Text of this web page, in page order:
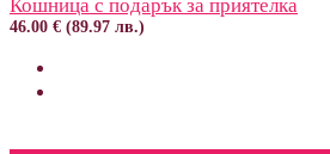
Кошница с подарък за приятелка
46.00 € (89.97 лв.)